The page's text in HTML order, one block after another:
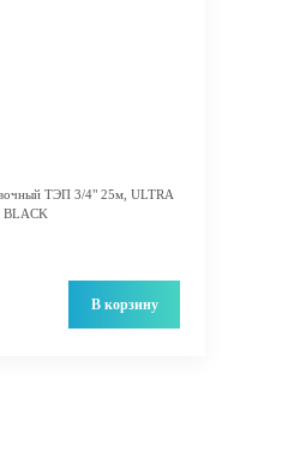
ТЭП 3/4" 25м, ULTRA
BLACK
В корзину